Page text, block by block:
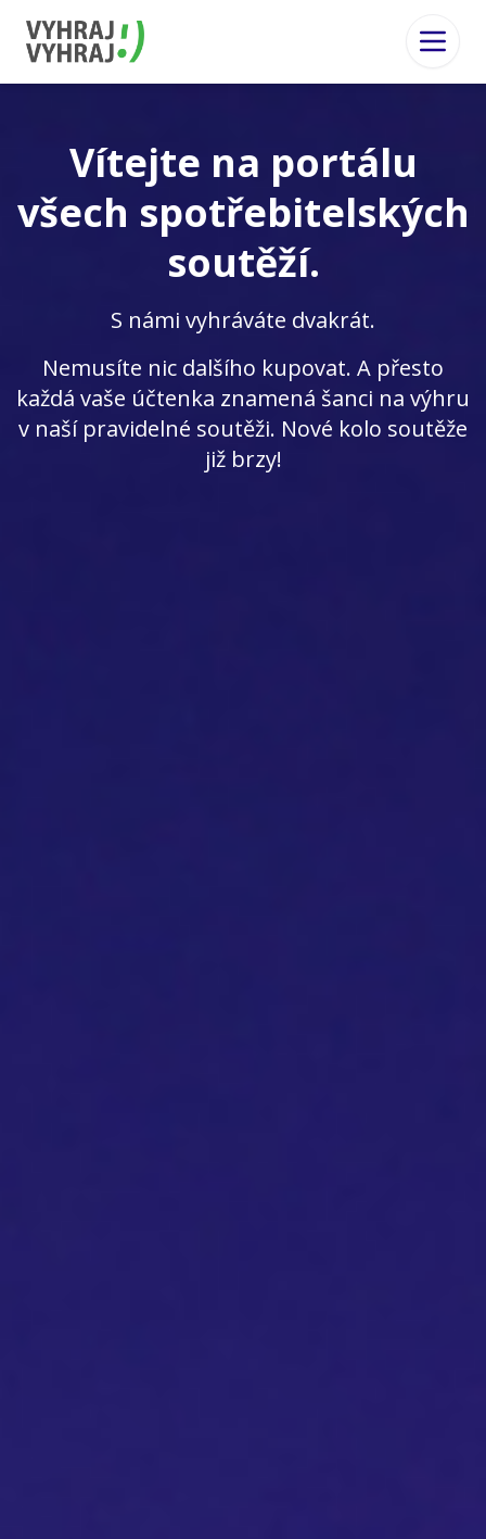
Vítejte na portálu
všech spotřebitelských
soutěží.
S námi vyhráváte dvakrát.
Nemusíte nic dalšího kupovat. A přesto
každá vaše účtenka znamená šanci na výhru
v naší pravidelné soutěži. Nové kolo soutěže
již brzy!